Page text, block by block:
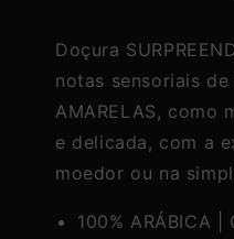
Doçura
notas sensoriais de
AMARELAS, como
e delicada, com a
moedor ou na
100% ARÁBICA